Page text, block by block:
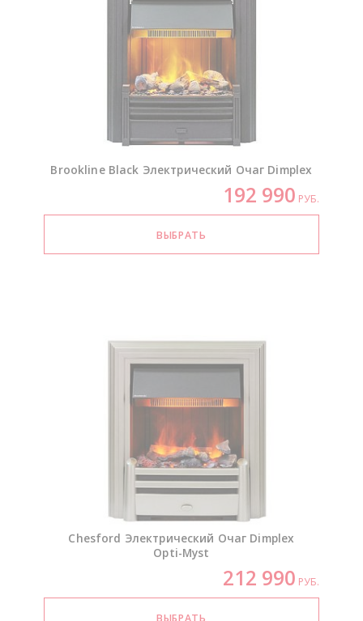
Brookline Black Электрический Очаг Dimplex
192 990 РУБ.
Chesford Электрический Очаг Dimplex
Opti-Myst
212 990 РУБ.